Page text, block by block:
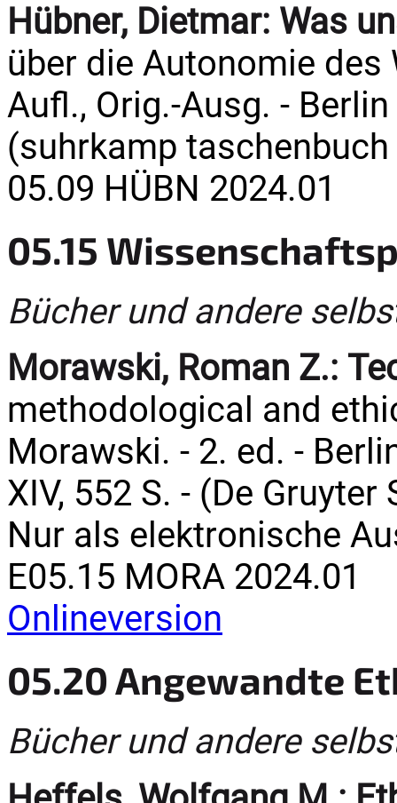
Hübner, Dietmar: Was
über die Autonomie des
Aufl., Orig.-Ausg. -
(suhrkamp
05.09 HÜBN 2024.01
05.15
Bücher und andere
Morawski, Roman Z.:
methodological and
Morawski. - 2. ed. -
XIV, 552 S. - (De Gruyter
Nur als elektronische
E05.15 MORA 2024.01
Onlineversion
05.20 Angewandte
Bücher und andere